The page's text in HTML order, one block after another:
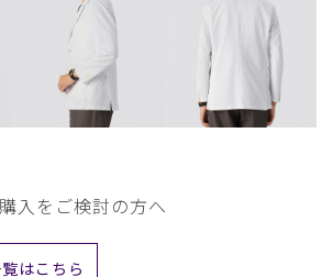
入をご検討の方へ
はこちら